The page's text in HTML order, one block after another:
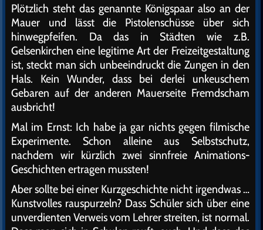
Plötzlich steht das genannte Königspaar also an der
Mauer und lässt die Pistolenschüsse über sich
hinwegpfeifen. Da das in Städten wie z.B.
Gelsenkirchen eine legitime Art der Freizeitgestaltung
ist, steckt man sich unbeeindruckt die Zungen in den
Hals. Kein Wunder, dass bei derlei unkeuschem
Gebaren auf der anderen Mauerseite Fremdscham
ausbricht!
Mal im Ernst: Ich habe ja gar nichts gegen filmische
Experimente. Schon alleine aus Selbstschutz,
nachdem wir kürzlich zwei sinnfreie Animations-
Geschichten ertragen mussten!
Aber sollte bei einer Kurzgeschichte nicht irgendwas …
Kunstvolles rauspurzeln? Dass Schüler sich über eine
unverdienten Verweis vom Lehrer streiten, ist normal.